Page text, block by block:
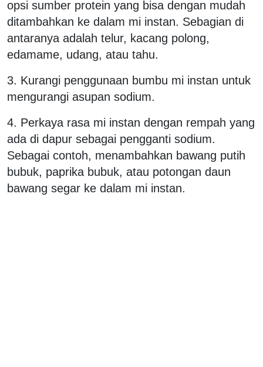
opsi sumber protein yang bisa dengan mudah
ditambahkan ke dalam mi instan. Sebagian di
antaranya adalah telur, kacang polong,
edamame, udang, atau tahu.
3. Kurangi penggunaan bumbu mi instan untuk
mengurangi asupan sodium.
4. Perkaya rasa mi instan dengan rempah yang
ada di dapur sebagai pengganti sodium.
Sebagai contoh, menambahkan bawang putih
bubuk, paprika bubuk, atau potongan daun
bawang segar ke dalam mi instan.